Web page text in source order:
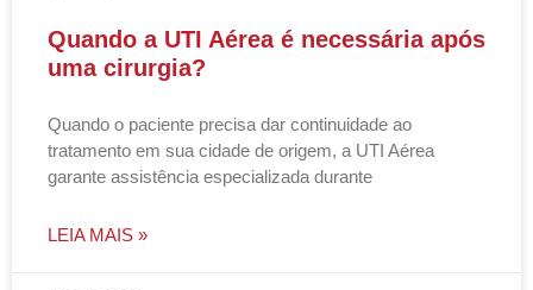
Quando a UTI Aérea é necessária após
uma cirurgia?
Quando o paciente precisa dar continuidade ao
tratamento em sua cidade de origem, a UTI Aérea
garante assistência especializada durante
LEIA MAIS »